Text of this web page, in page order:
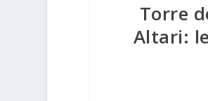
Torre
Altari: